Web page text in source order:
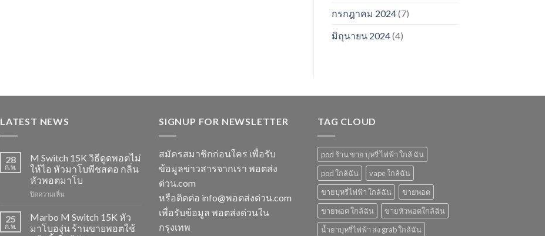
กรกฎาคม 2024(7)
มิถุนายน 2024(4)
LATEST NEWS
28
ก.พ.
M Switch 15K วิธีดูดพอตไม่
ให้ไอ หัวมาโบพีชสตอ กลิ่น
หัวพอตมาโบ
ปิดความเห็น
Switch
15K
วิธี
25
ก.พ.
Marbo M Switch 15K หัว
มาโบองุ่น ร้านขายพอตใช้
SIGNUP FOR NEWSLETTER
สมัครสมาชิกก่อนใคร เพื่อรับ
ข้อมูลข่าวสารจากเรา พอตส่ง
ด่วน.com
หรือติดต่อ info@พอตส่งด่วน.com
เพื่อรับข้อมูล พอตส่งด่วนใน
กรุงเทพ
TAG CLOUD
pod ร้าน ขาย บุหรี่ ไฟฟ้า ใกล้ ฉัน
pod ใกล้ฉัน
vape ใกล้ฉัน
ขายบุหรี่ไฟฟ้า ใกล้ฉัน
ขายพอต
ขายพอต ใกล้ฉัน
ขายหัวพอตใกล้ฉัน
น้ำยาบุหรี่ไฟฟ้า ส่ง grab ใกล้ฉัน